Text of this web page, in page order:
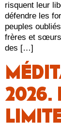
risquent leur
défendre les
peuples
frères et sœurs
des […]
2026.